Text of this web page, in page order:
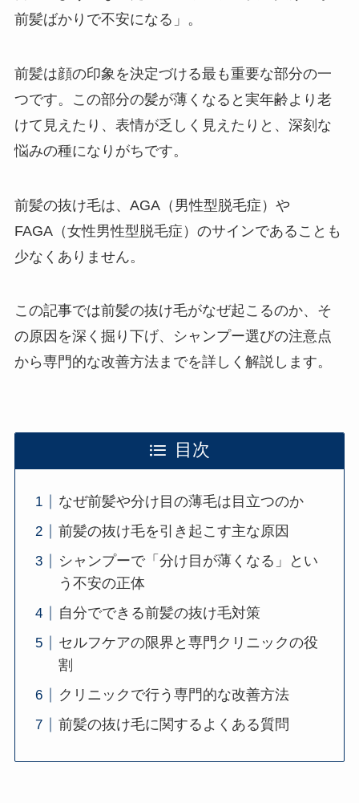
前髪ばかりで不安になる」。
前髪は顔の印象を決定づける最も重要な部分の一
つです。この部分の髪が薄くなると実年齢より老
けて見えたり、表情が乏しく見えたりと、深刻な
悩みの種になりがちです。
前髪の抜け毛は、AGA（男性型脱毛症）や
FAGA（女性男性型脱毛症）のサインであることも
少なくありません。
この記事では前髪の抜け毛がなぜ起こるのか、そ
の原因を深く掘り下げ、シャンプー選びの注意点
から専門的な改善方法までを詳しく解説します。
目次
なぜ前髪や分け目の薄毛は目立つのか
前髪の抜け毛を引き起こす主な原因
シャンプーで「分け目が薄くなる」とい
う不安の正体
自分でできる前髪の抜け毛対策
セルフケアの限界と専門クリニックの役
割
クリニックで行う専門的な改善方法
前髪の抜け毛に関するよくある質問